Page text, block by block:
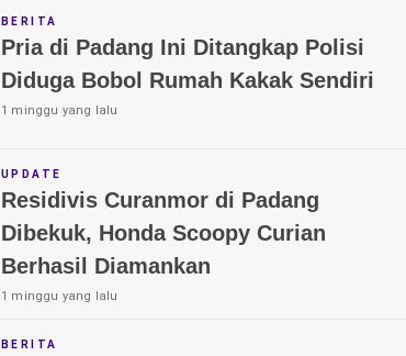
BERITA
Pria di Padang Ini Ditangkap Polisi
Diduga Bobol Rumah Kakak Sendiri
1 minggu yang lalu
UPDATE
Residivis Curanmor di Padang
Dibekuk, Honda Scoopy Curian
Berhasil Diamankan
1 minggu yang lalu
BERITA